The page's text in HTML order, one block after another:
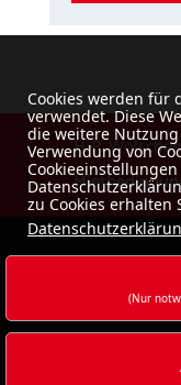
H-P.
Cookies werden für
verwendet. Diese
die weitere
Verwendung von
zu Cookies erhalten
(Nur